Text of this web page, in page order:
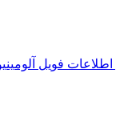
اطلاعات فویل